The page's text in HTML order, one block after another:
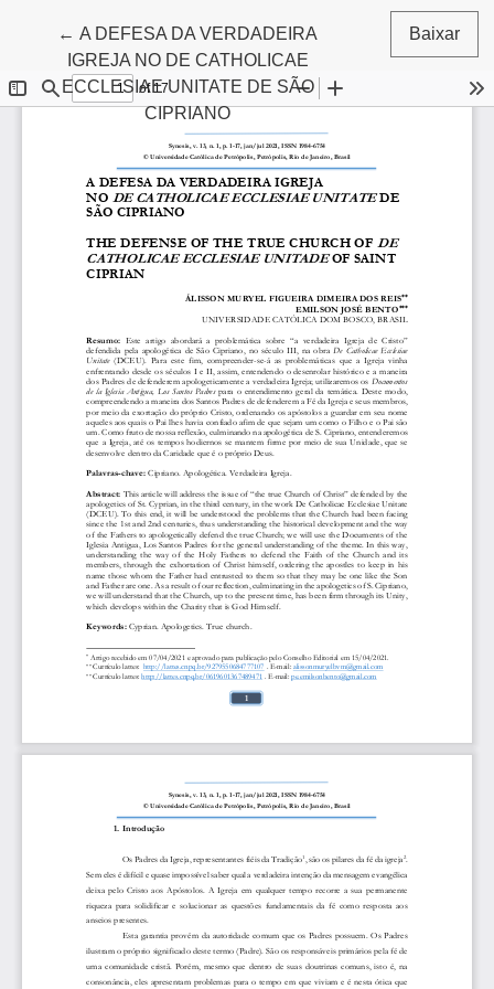
←Voltar aos Detalhes do Artigo
A DEFESA DA VERDADEIRA
IGREJA NO DE CATHOLICAE
ECCLESIAE UNITATE DE SÃO
CIPRIANO
Baixar